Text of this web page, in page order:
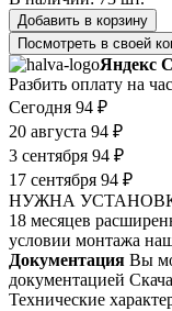
Добавить в корзину
Посмотреть в своей
Яндекс
Разбить оплату на
Сегодня 94 ₽
20 августа 94 ₽
3 сентября 94 ₽
17 сентября 94 ₽
НУЖНА
18 месяцев
условии монтажа
Документация Вы
документацией
Технические